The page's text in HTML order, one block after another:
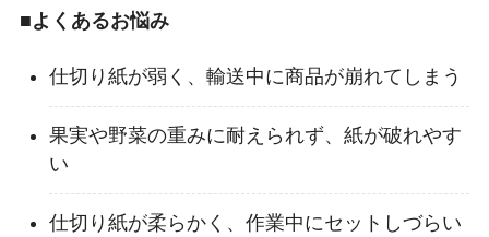
■よくあるお悩み
仕切り紙が弱く、輸送中に商品が崩れてしまう
果実や野菜の重みに耐えられず、紙が破れやす
い
仕切り紙が柔らかく、作業中にセットしづらい